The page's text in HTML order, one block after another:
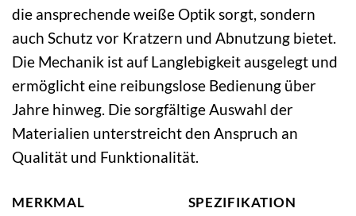
die ansprechende weiße Optik sorgt, sondern
auch Schutz vor Kratzern und Abnutzung bietet.
Die Mechanik ist auf Langlebigkeit ausgelegt und
ermöglicht eine reibungslose Bedienung über
Jahre hinweg. Die sorgfältige Auswahl der
Materialien unterstreicht den Anspruch an
Qualität und Funktionalität.
MERKMAL SPEZIFIKATION